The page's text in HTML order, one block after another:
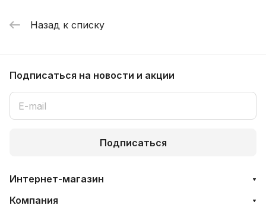
Назад к списку
Подписаться на новости и акции
Подписаться
Интернет-магазин
Компания